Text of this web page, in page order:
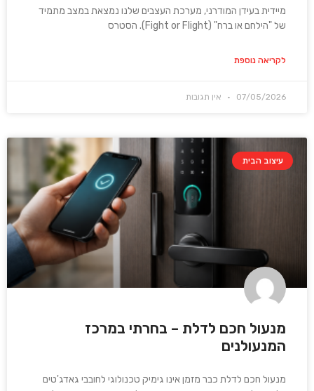
מיידית בעידן המודרני, מערכת העצבים שלנו נמצאת במצב מתמיד
של "הילחם או ברח" (Fight or Flight). הסטרס
לקריאה נוספת
07/05/2026 אין תגובות
עיצוב הבית
מנעול חכם לדלת – בחרתי במרכז
המנעולנים
מנעול חכם לדלת כבר מזמן אינו גימיק טכנולוגי לחובבי גאדג'טים